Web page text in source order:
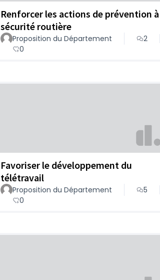
Renforcer les actions de prévention
sécurité routière
Proposition du Département
2
0
Favoriser le développement du
télétravail
Proposition du Département
5
0